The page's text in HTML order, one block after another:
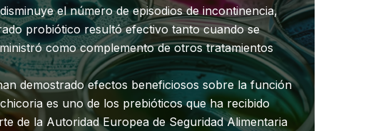
el número de episodios de incontinencia,
probiótico resultó efectivo tanto cuando se
como complemento de otros tratamientos
demostrado efectos beneficiosos sobre la función
es uno de los prebióticos que ha recibido
de la Autoridad Europea de Seguridad Alimentaria